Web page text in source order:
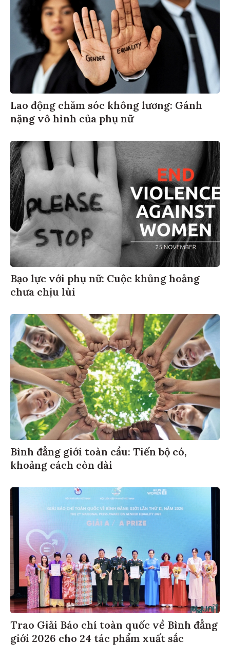
Lao động chăm sóc không lương: Gánh
nặng vô hình của phụ nữ
Bạo lực với phụ nữ: Cuộc khủng hoảng
chưa chịu lùi
Bình đẳng giới toàn cầu: Tiến bộ có,
khoảng cách còn dài
Trao Giải Báo chí toàn quốc về Bình đẳng
giới 2026 cho 24 tác phẩm xuất sắc